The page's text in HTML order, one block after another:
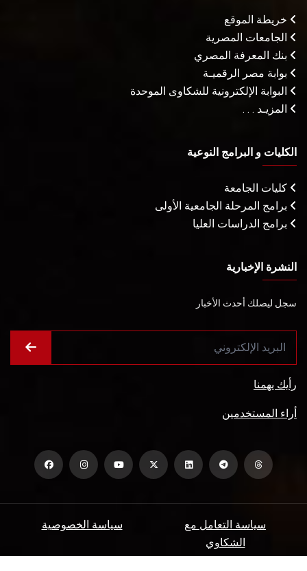
خريطة الموقع
الجامعات المصرية
بنك المعرفة المصري
بوابة مصر الرقميـة
البوابة الإلكترونية للشكاوى الموحدة
المزيـد . . .
الكليات و البرامج النوعية
كليات الجامعة
برامج المرحلة الجامعية الأولى
برامج الدراسات العليا
النشرة الإخبارية
سجل ليصلك أحدث الأخبار
رأيك يهمنا
أراء المستخدمين
سياسة الخصوصية
سياسة التعامل مع
الشكاوي